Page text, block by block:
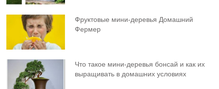
Фруктовыe мини-деревья Домашний
Фермер
Что такое мини-деревья бонсай и как их
выращивать в домашних условиях